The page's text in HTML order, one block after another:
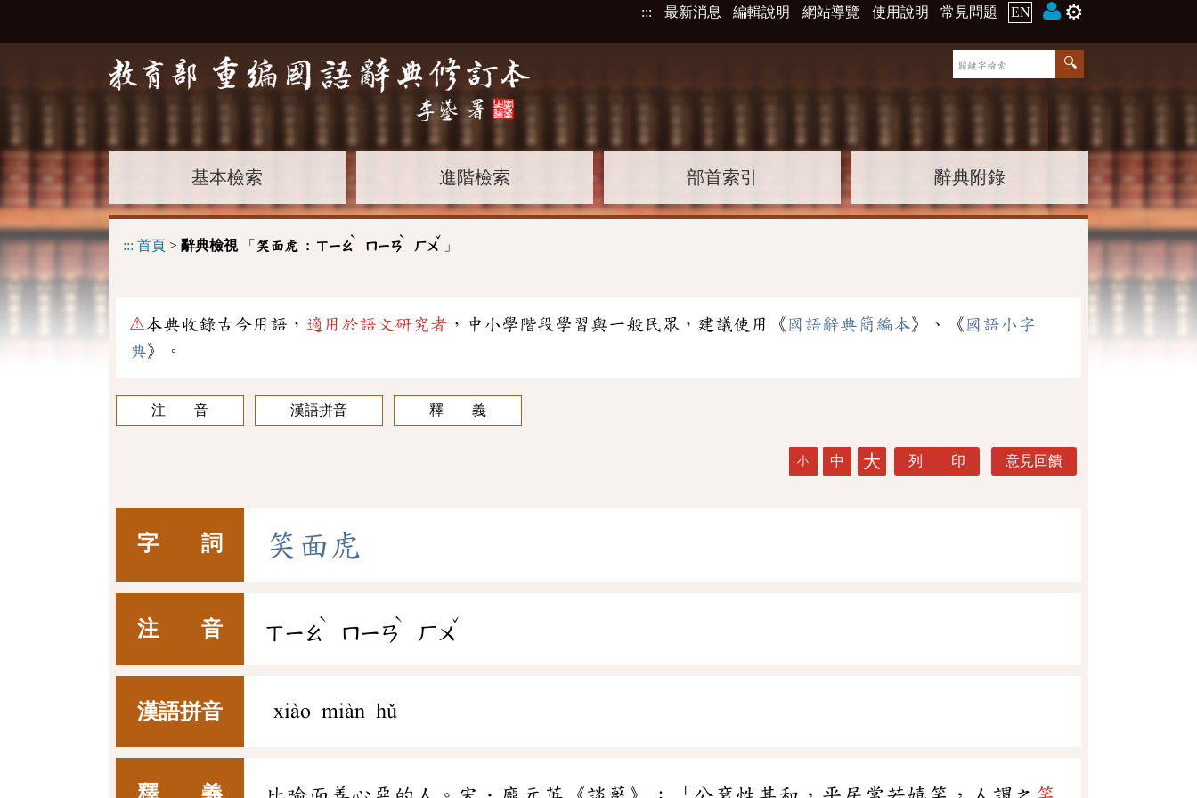
::: 最新消息 編輯說明 網站導覽 使用說明 常見問題 EN ⚙️
基本檢索 進階檢索 部首索引 辭典附錄
::: 首頁 > 辭典檢視「 笑面虎 : ㄒㄧㄠ
ˋ
ㄇㄧㄢ
ˋ
ㄏㄨ
ˇ
」
⚠本典收錄古今用語， 適用於語文研究者 ，中小學階段學習與一般民眾，建議使用《 國語辭典簡編本》、《 國語小字
典》。
注 音 漢語拼音 釋 義
小 中 大 列 印 意見回饋
字 詞 笑 面 虎
注 音 ㄒㄧㄠ
ˋ
ㄇㄧㄢ
ˋ
ㄏㄨ
ˇ
漢語拼音 xiào miàn hǔ